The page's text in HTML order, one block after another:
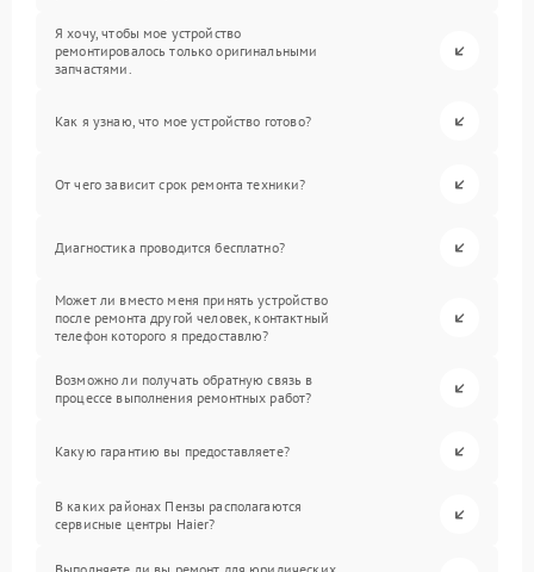
Я хочу, чтобы мое устройство
ремонтировалось только оригинальными
запчастями.
Как я узнаю, что мое устройство готово?
От чего зависит срок ремонта техники?
Диагностика проводится бесплатно?
Может ли вместо меня принять устройство
после ремонта другой человек, контактный
телефон которого я предоставлю?
Возможно ли получать обратную связь в
процессе выполнения ремонтных работ?
Какую гарантию вы предоставляете?
В каких районах Пензы располагаются
сервисные центры Haier?
Выполняете ли вы ремонт для юридических